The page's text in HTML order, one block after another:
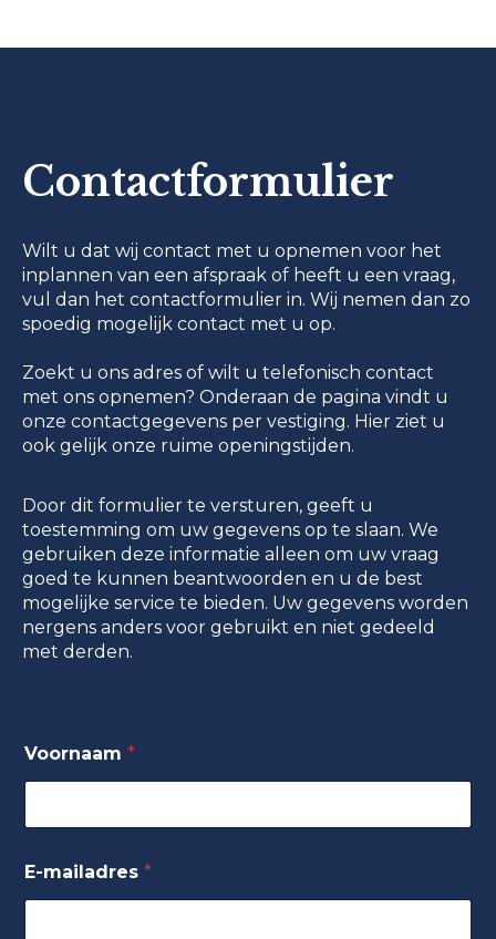
Contactformulier
Wilt u dat wij contact met u opnemen voor het
inplannen van een afspraak of heeft u een vraag,
vul dan het contactformulier in. Wij nemen dan zo
spoedig mogelijk contact met u op.
Zoekt u ons adres of wilt u telefonisch contact
met ons opnemen? Onderaan de pagina vindt u
onze contactgegevens per vestiging. Hier ziet u
ook gelijk onze ruime openingstijden.
Door dit formulier te versturen, geeft u
toestemming om uw gegevens op te slaan. We
gebruiken deze informatie alleen om uw vraag
goed te kunnen beantwoorden en u de best
mogelijke service te bieden. Uw gegevens worden
nergens anders voor gebruikt en niet gedeeld
met derden.
Voornaam *
E-mailadres *